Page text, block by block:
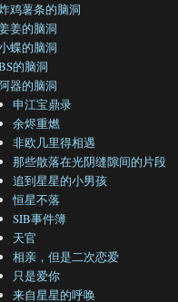
鸡薯条的脑洞
姜的脑洞
蝶的脑洞
的脑洞
器的脑洞
申江宝鼎录
余烬重燃
非欧几里得相遇
那些散落在光阴缝隙间的片段
追到星星的小男孩
恒星不落
SIB事件簿
天官
相亲，但是二次恋爱
只是爱你
来自星星的呼唤